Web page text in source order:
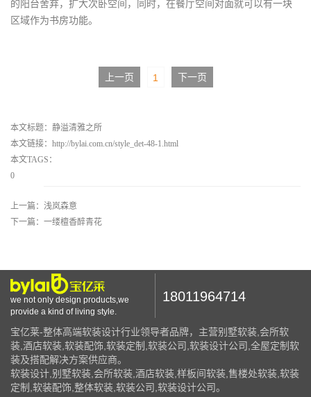
的阳台舍弃，扩大次卧空间，同时，在餐厅空间对面就可以有一块
区域作为书房功能。
上一页 1 下一页
本文标题：静溢清雅之所
本文链接：http://bylai.com.cn/style_det-48-1.html
本文TAGS：
0
上一篇：浅岚森意
下一篇：一缕檀香醉青花
we not only design products,we
provide a kind of living style.
18011964714
宝亿莱-整体高端软装设计行业领导者品牌，主营别墅软装,会所软
装,酒店软装,软装配饰,软装定制,软装公司,软装设计公司,全屋定制软
装及搭配解决方案供应商。
软装设计,别墅软装,会所软装,酒店软装,样板间软装,售楼处软装,软装
定制,软装配饰,整体软装,软装公司,软装设计公司。